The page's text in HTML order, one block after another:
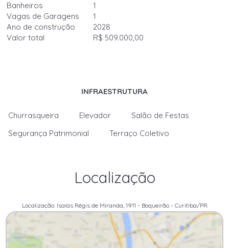
Banheiros
1
Vagas de Garagens
1
Ano de construção
2028
Valor total
R$ 509.000,00
INFRAESTRUTURA
Churrasqueira Elevador
Salão de Festas
Segurança Patrimonial
Terraço Coletivo
Localização
Localização: Isaías Régis de Miranda, 1911 - Boqueirão - Curitiba/PR